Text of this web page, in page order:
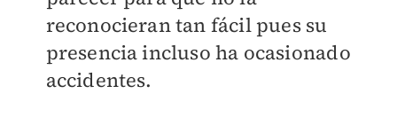
reconocieran tan fácil pues su
presencia incluso ha ocasionado
accidentes.